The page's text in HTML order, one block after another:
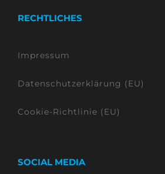
RECHTLICHES
Impressum
Datenschutzerklärung (EU)
Cookie-Richtlinie (EU)
SOCIAL MEDIA